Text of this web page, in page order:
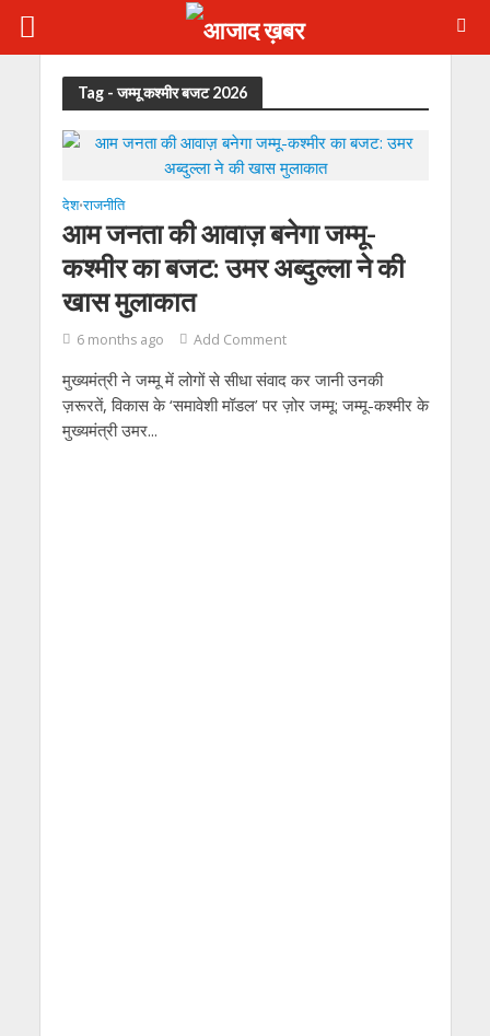
Tag - जम्मू कश्मीर बजट 2026
देश•राजनीति
आम जनता की आवाज़ बनेगा जम्मू-
कश्मीर का बजट: उमर अब्दुल्ला ने की
खास मुलाकात
6 months ago Add Comment
मुख्यमंत्री ने जम्मू में लोगों से सीधा संवाद कर जानी उनकी
ज़रूरतें, विकास के ‘समावेशी मॉडल’ पर ज़ोर जम्मू: जम्मू-कश्मीर के
मुख्यमंत्री उमर...